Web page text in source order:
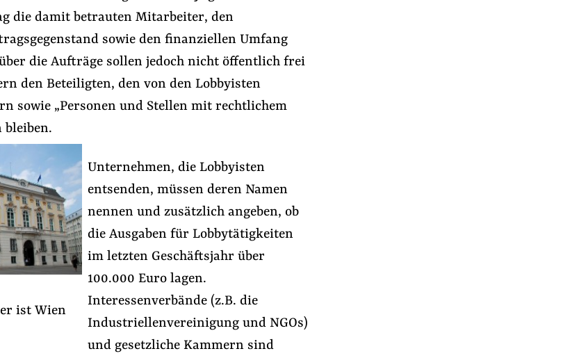
die damit betrauten Mitarbeiter, den
sowie den finanziellen Umfang
die Aufträge sollen jedoch nicht öffentlich frei
den Beteiligten, den von den Lobbyisten
sowie „Personen und Stellen mit rechtlichem
bleiben.
ist Wien
Unternehmen, die Lobbyisten
entsenden, müssen deren Namen
nennen und zusätzlich angeben, ob
die Ausgaben für Lobbytätigkeiten
im letzten Geschäftsjahr über
100.000 Euro lagen.
Interessenverbände (z.B. die
Industriellenvereinigung und NGOs)
und gesetzliche Kammern sind